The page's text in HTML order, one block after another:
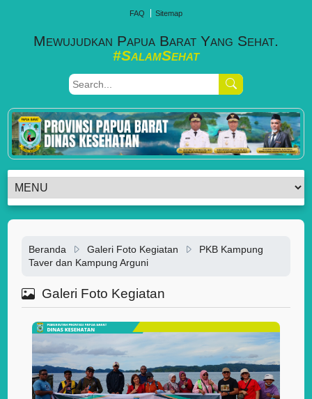
FAQ Sitemap
Mewujudkan Papua Barat Yang Sehat.
#SalamSehat
Beranda Galeri Foto Kegiatan
PKB Kampung
Taver dan Kampung Arguni
Galeri Foto Kegiatan